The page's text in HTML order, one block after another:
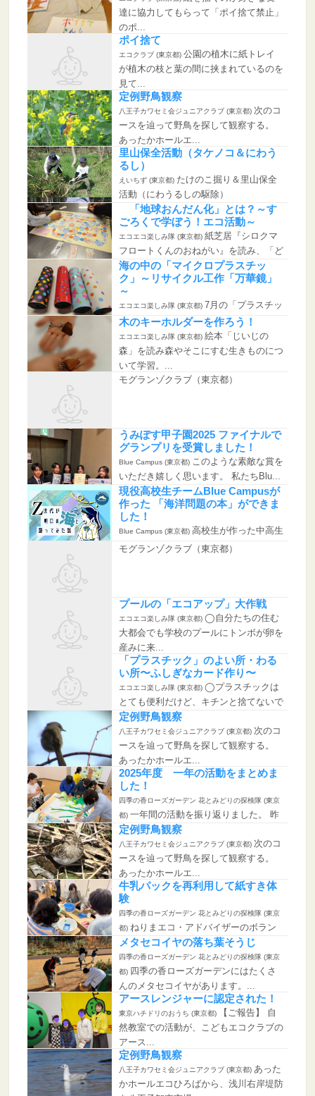
達に協力してもらって「ポイ捨て禁止」
のポ...
ポイ捨て
エコクラブ (東京都) 公園の植木に紙トレイ
が植木の枝と葉の間に挟まれているのを
見て...
定例野鳥観察
八王子カワセミ会ジュニアクラブ (東京都) 次のコ
ースを辿って野鳥を探して観察する。
あったかホールエ...
里山保全活動（タケノコ＆にわう
るし）
えいちず (東京都) たけのこ掘り＆里山保全
活動（にわうるしの駆除）
「地球おんだん化」とは？～す
ごろくで学ぼう！エコ活動～
エコエコ楽しみ隊 (東京都) 紙芝居『シロクマ
フロートくんのおねがい』を読み、「ど
うして地...
海の中の「マイクロプラスチッ
ク」～リサイクル工作「万華鏡」
～
エコエコ楽しみ隊 (東京都) 7月の「プラスチッ
ク」学習の第二弾。 絵本『プラスチッ
クマ...
木のキーホルダーを作ろう！
エコエコ楽しみ隊 (東京都) 絵本「じいじの
森」を読み森やそこにすむ生きものにつ
いて学習。...
モグランゾクラブ（東京都）
うみぽす甲子園2025 ファイナルで
グランプリを受賞しました！
Blue Campus (東京都) このような素敵な賞を
いただき嬉しく思います。 私たちBlu...
現役高校生チームBlue Campusが
作った 「海洋問題の本」ができま
した！
Blue Campus (東京都) 高校生が作った中高生
向け「Z世代が明日の海と語ってみた
モグランゾクラブ（東京都）
プールの「エコアップ」大作戦
エコエコ楽しみ隊 (東京都) ◯自分たちの住む
大都会でも学校のプールにトンボが卵を
産みに来...
「プラスチック」のよい所・わる
い所〜ふしぎなカード作り〜
エコエコ楽しみ隊 (東京都) ◯プラスチックは
とても便利だけど、キチンと捨てないで
自然界に...
定例野鳥観察
八王子カワセミ会ジュニアクラブ (東京都) 次のコ
ースを辿って野鳥を探して観察する。
あったかホールエ...
2025年度 一年の活動をまとめま
した！
四季の香ローズガーデン 花とみどりの探検隊 (東京
都) 一年間の活動を振り返りました。 昨
年度は大きな樹木をテーマ...
定例野鳥観察
八王子カワセミ会ジュニアクラブ (東京都) 次のコ
ースを辿って野鳥を探して観察する。
あったかホールエ...
牛乳パックを再利用して紙すき体
験
四季の香ローズガーデン 花とみどりの探検隊 (東京
都) ねりまエコ・アドバイザーのボラン
ティアさんにお越しいただき、...
メタセコイヤの落ち葉そうじ
四季の香ローズガーデン 花とみどりの探検隊 (東京
都) 四季の香ローズガーデンにはたくさ
んのメタセコイヤがあります。...
アースレンジャーに認定された！
東京ハチドリのおうち (東京都)
【ご報告】 自
然教室での活動が、こどもエコクラブの
アース...
定例野鳥観察
八王子カワセミ会ジュニアクラブ (東京都) あった
かホールエコひろばから、浅川右岸堤防